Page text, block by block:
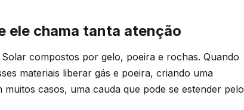
ele chama tanta atenção
compostos por gelo, poeira e rochas. Quando
materiais liberar gás e poeira, criando uma
casos, uma cauda que pode se estender pelo